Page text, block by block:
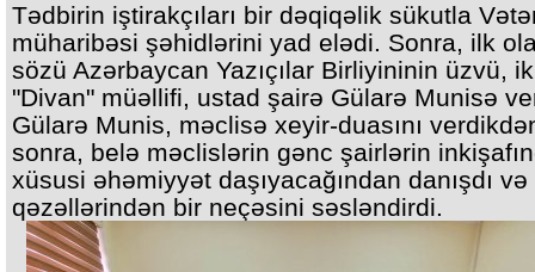
Tədbirin iştirakçıları bir dəqiqəlik sükutla
müharibəsi şəhidlərini yad elədi. Sonra, ilk
sözü Azərbaycan Yazıçılar Birliyininin üzvü,
"Divan" müəllifi, ustad şairə Gülarə Munisə
Gülarə Munis, məclisə xeyir-duasını
sonra, belə məclislərin gənc şairlərin
xüsusi əhəmiyyət daşıyacağından danışdı və
qəzəllərindən bir neçəsini səsləndirdi.